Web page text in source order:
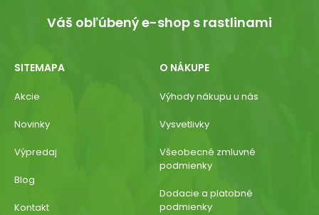
Váš obľúbený e-shop s rastlinami
SITEMAPA
Akcie
Novinky
Výpredaj
Blog
Kontakt
O NÁKUPE
Výhody nákupu u nás
Vysvetlivky
Všeobecné zmluvné
podmienky
Dodacie a platobné
podmienky